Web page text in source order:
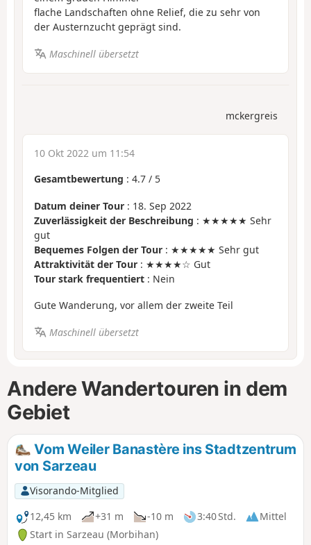
flache Landschaften ohne Relief, die zu sehr von
der Austernzucht geprägt sind.
Maschinell übersetzt
mckergreis
10 Okt 2022 um 11:54
Gesamtbewertung : 4.7 / 5
Datum deiner Tour : 18. Sep 2022
Zuverlässigkeit der Beschreibung : ★★★★★ Sehr
gut
Bequemes Folgen der Tour : ★★★★★ Sehr gut
Attraktivität der Tour : ★★★★☆ Gut
Tour stark frequentiert : Nein
Gute Wanderung, vor allem der zweite Teil
Maschinell übersetzt
Andere Wandertouren in dem
Gebiet
Vom Weiler Banastère ins Stadtzentrum
von Sarzeau
Visorando-Mitglied
12,45 km
+31 m -10 m 3:40 Std.
Mittel
Start in Sarzeau (Morbihan)